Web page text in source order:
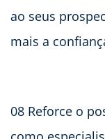
ao seus
mais a
08 Reforce o